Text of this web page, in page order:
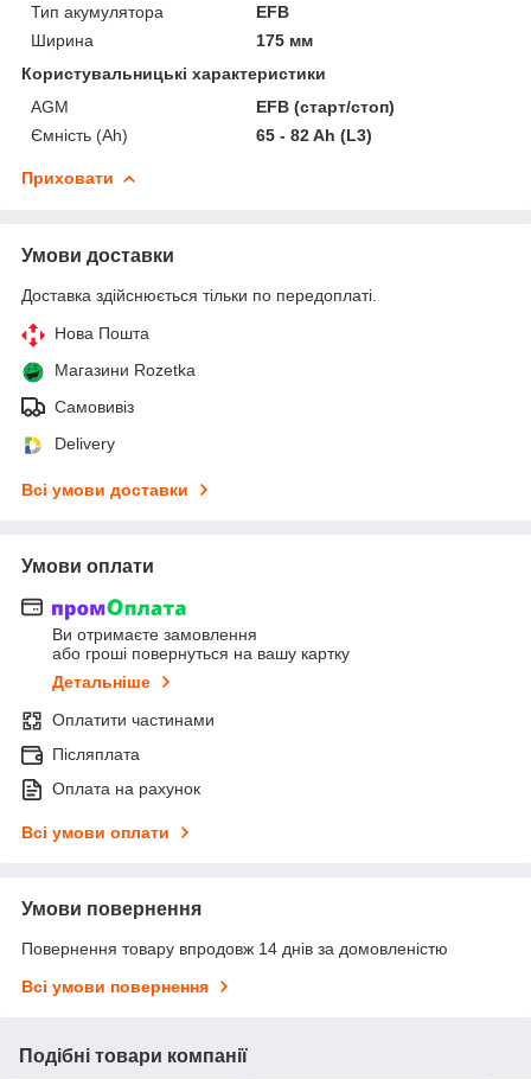
Тип акумулятора
EFB
Ширина
175 мм
Користувальницькі характеристики
AGM
EFB (старт/стоп)
Ємність (Ah)
65 - 82 Ah (L3)
Приховати
Умови доставки
Доставка здійснюється тільки по передоплаті.
Нова Пошта
Магазини Rozetka
Самовивіз
Delivery
Всі умови доставки
Умови оплати
Ви отримаєте замовлення
або гроші повернуться на вашу картку
Детальніше
Оплатити частинами
Післяплата
Оплата на рахунок
Всі умови оплати
Умови повернення
Повернення товару впродовж 14 днів за домовленістю
Всі умови повернення
Подібні товари компанії